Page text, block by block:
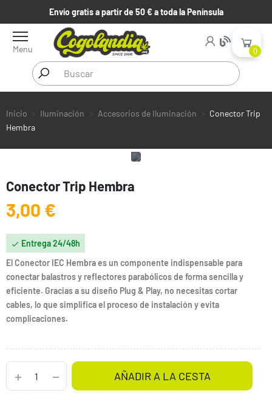
Envío gratis a partir de 50 € a toda la Península
Menu 0
Inicio Iluminación Accesorios de Iluminación
Conector Trip
Hembra
Conector Trip Hembra
3,00 €
 Entrega 24/48h
El Conector IEC Hembra es un componente indispensable para
conectar balastros y reflectores parabólicos de forma sencilla y
eficiente. Gracias a su diseño Plug & Play, no necesitas cortar
cables, lo que simplifica el proceso de instalación y evita
complicaciones.
AÑADIR A LA CESTA